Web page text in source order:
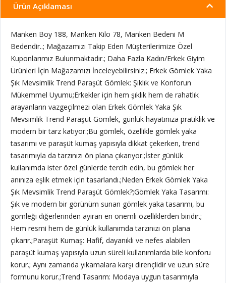
Ürün Açıklaması
Manken Boy 188, Manken Kilo 78, Manken Bedeni M
Bedendir..; Mağazamızı Takip Eden Müşterilerimize Özel
Kuponlarımız Bulunmaktadır.; Daha Fazla Kadın/Erkek Giyim
Ürünleri İçin Mağazamızı İnceleyebilirsiniz.; Erkek Gömlek Yaka
Şık Mevsimlik Trend Paraşüt Gömlek: Şıklık ve Konforun
Mükemmel Uyumu;Erkekler için hem şıklık hem de rahatlık
arayanların vazgeçilmezi olan Erkek Gömlek Yaka Şık
Mevsimlik Trend Paraşüt Gömlek, günlük hayatınıza pratiklik ve
modern bir tarz katıyor.;Bu gömlek, özellikle gömlek yaka
tasarımı ve paraşüt kumaş yapısıyla dikkat çekerken, trend
tasarımıyla da tarzınızı ön plana çıkarıyor.;İster günlük
kullanımda ister özel günlerde tercih edin, bu gömlek her
anınıza eşlik etmek için tasarlandı.;Neden Erkek Gömlek Yaka
Şık Mevsimlik Trend Paraşüt Gömlek?;Gömlek Yaka Tasarımı:
Şık ve modern bir görünüm sunan gömlek yaka tasarımı, bu
gömleği diğerlerinden ayıran en önemli özelliklerden biridir.;
Hem resmi hem de günlük kullanımda tarzınızı ön plana
çıkarır.;Paraşüt Kumaş: Hafif, dayanıklı ve nefes alabilen
paraşüt kumaş yapısıyla uzun süreli kullanımlarda bile konforu
korur.; Aynı zamanda yıkamalara karşı dirençlidir ve uzun süre
formunu korur.;Trend Tasarım: Modaya uygun tasarımıyla